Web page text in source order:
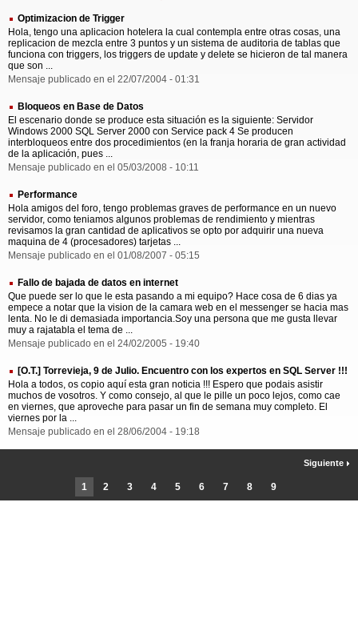
Optimizacion de Trigger
Hola, tengo una aplicacion hotelera la cual contempla entre otras cosas, una
replicacion de mezcla entre 3 puntos y un sistema de auditoria de tablas que
funciona con triggers, los triggers de update y delete se hicieron de tal manera
que son ...
Mensaje publicado en el 22/07/2004 - 01:31
Bloqueos en Base de Datos
El escenario donde se produce esta situación es la siguiente: Servidor
Windows 2000 SQL Server 2000 con Service pack 4 Se producen
interbloqueos entre dos procedimientos (en la franja horaria de gran actividad
de la aplicación, pues ...
Mensaje publicado en el 05/03/2008 - 10:11
Performance
Hola amigos del foro, tengo problemas graves de performance en un nuevo
servidor, como teniamos algunos problemas de rendimiento y mientras
revisamos la gran cantidad de aplicativos se opto por adquirir una nueva
maquina de 4 (procesadores) tarjetas ...
Mensaje publicado en el 01/08/2007 - 05:15
Fallo de bajada de datos en internet
Que puede ser lo que le esta pasando a mi equipo? Hace cosa de 6 dias ya
empece a notar que la vision de la camara web en el messenger se hacia mas
lenta. No le di demasiada importancia.Soy una persona que me gusta llevar
muy a rajatabla el tema de ...
Mensaje publicado en el 24/02/2005 - 19:40
[O.T.] Torrevieja, 9 de Julio. Encuentro con los expertos en SQL Server !!!
Hola a todos, os copio aquí esta gran noticia !!! Espero que podais asistir
muchos de vosotros. Y como consejo, al que le pille un poco lejos, como cae
en viernes, que aproveche para pasar un fin de semana muy completo. El
viernes por la ...
Mensaje publicado en el 28/06/2004 - 19:18
1 2 3 4 5 6 7 8 9
Siguiente